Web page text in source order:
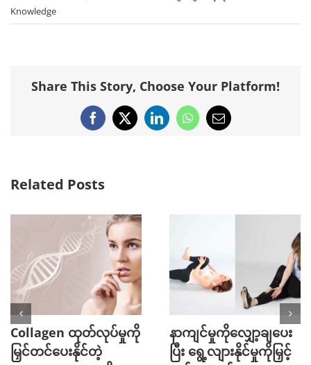
Knowledge
Share This Story, Choose Your Platform!
Facebook
X LinkedInWhatsApp
Email
Related Posts
Collagen ထုတ်လုပ်မှုကို
မြှင်တင်ပေးနိုင်တဲ့
နာကျင်မှုကိုလျှော့ချပေး
ပြီး ရွေ့လျားနိုင်မှုကိုမြှင့်